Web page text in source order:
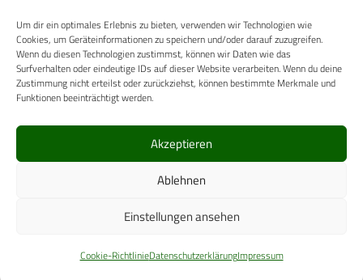
Um dir ein optimales Erlebnis zu bieten, verwenden wir Technologien wie
Cookies, um Geräteinformationen zu speichern und/oder darauf zuzugreifen.
Wenn du diesen Technologien zustimmst, können wir Daten wie das
Surfverhalten oder eindeutige IDs auf dieser Website verarbeiten. Wenn du deine
Zustimmung nicht erteilst oder zurückziehst, können bestimmte Merkmale und
Funktionen beeinträchtigt werden.
Akzeptieren
Ablehnen
Einstellungen ansehen
Cookie-RichtlinieDatenschutzerklärungImpressum
RECHTLICHES
Datenschutzerklärung
Cookie-Richtlinie (EU)
© 2025 CPM GmbH – Alle Rechte vorbehalten